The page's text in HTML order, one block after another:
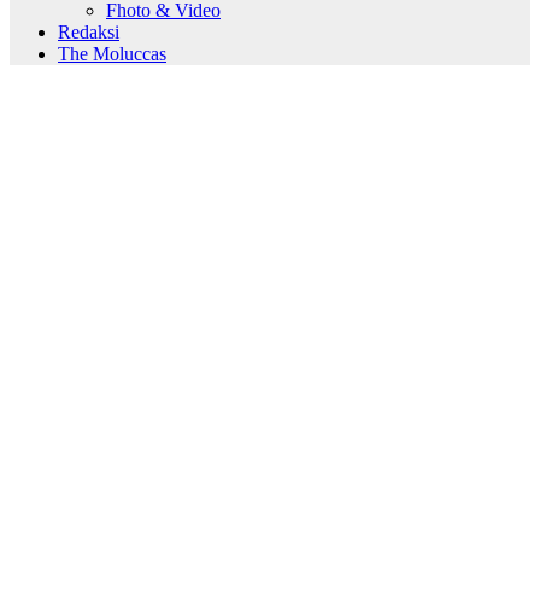
Fhoto & Video
Redaksi
The Moluccas